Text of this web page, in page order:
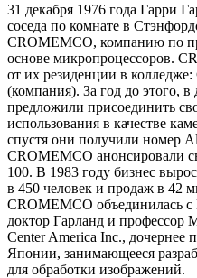
31 декабря 1976 года Гарри
соседа по комнате в
CROMEMCO, компанию по
основе микропроцессоров.
от их резиденции в
(компания). За год до этого, в
предложили присоединить
использования в качестве
спустя они получили номер
CROMEMCO анонсировали
100. В 1983 году бизнес
в 450 человек и продаж в 42
CROMEMCO объединилась
доктор Гарланд и профессор
Center America Inc., дочернее
Японии, занимающееся
для обработки изображений.